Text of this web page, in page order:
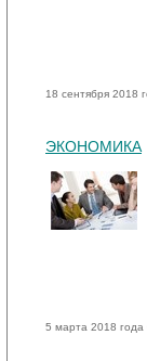
18 сентября 2018
ЭКОНОМИКА
5 марта 2018 года